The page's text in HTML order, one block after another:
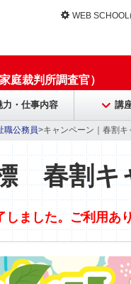
WEB
庭裁判所調査官）
力・仕事内容 講
職公務員>キャンペーン｜春割キ
春割キ
ました。ご利用あ